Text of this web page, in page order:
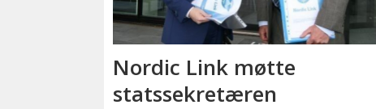
Nordic Link møtte
statssekretæren